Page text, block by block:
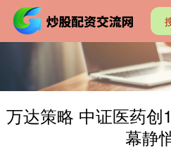
万达策略 中证医药创
幕静